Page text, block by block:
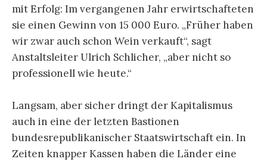
mit Erfolg: Im vergangenen Jahr erwirtschafteten
sie einen Gewinn von 15 000 Euro. „Früher haben
wir zwar auch schon Wein verkauft“, sagt
Anstaltsleiter Ulrich Schlicher, „aber nicht so
professionell wie heute.“
Langsam, aber sicher dringt der Kapitalismus
auch in eine der letzten Bastionen
bundesrepublikanischer Staatswirtschaft ein. In
Zeiten knapper Kassen haben die Länder eine